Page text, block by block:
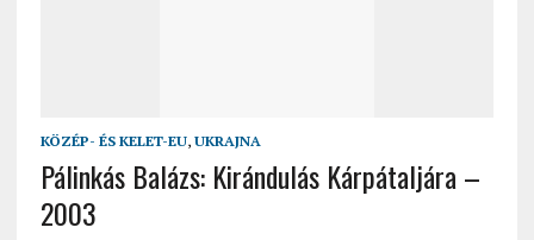
KÖZÉP- ÉS KELET-EU, UKRAJNA
Pálinkás Balázs: Kirándulás Kárpátaljára –
2003